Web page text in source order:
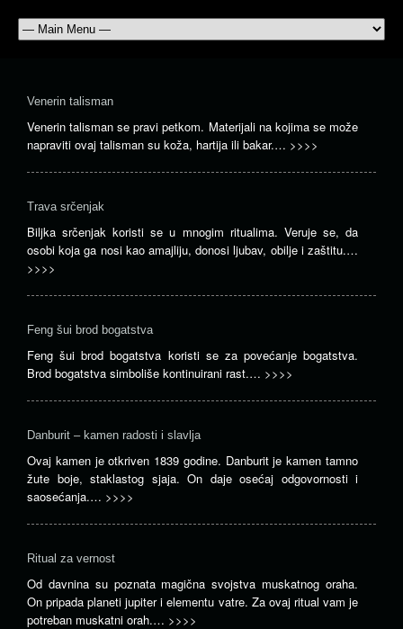
Venerin talisman
Venerin talisman se pravi petkom. Materijali na kojima se može
napraviti ovaj talisman su koža, hartija ili bakar.… >>>>
Trava srčenjak
Biljka srčenjak koristi se u mnogim ritualima. Veruje se, da
osobi koja ga nosi kao amajliju, donosi ljubav, obilje i zaštitu.…
>>>>
Feng šui brod bogatstva
Feng šui brod bogatstva koristi se za povećanje bogatstva.
Brod bogatstva simboliše kontinuirani rast.… >>>>
Danburit – kamen radosti i slavlja
Ovaj kamen je otkriven 1839 godine. Danburit je kamen tamno
žute boje, staklastog sjaja. On daje osećaj odgovornosti i
saosećanja.… >>>>
Ritual za vernost
Od davnina su poznata magična svojstva muskatnog oraha.
On pripada planeti jupiter i elementu vatre. Za ovaj ritual vam je
potreban muskatni orah.… >>>>